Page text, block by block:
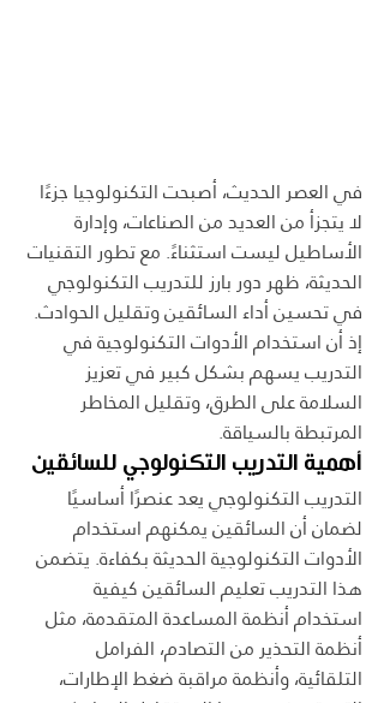
في العصر الحديث، أصبحت التكنولوجيا جزءًا
لا يتجزأ من العديد من الصناعات، وإدارة
الأساطيل ليست استثناءً. مع تطور التقنيات
الحديثة، ظهر دور بارز للتدريب التكنولوجي
في تحسين أداء السائقين وتقليل الحوادث.
إذ أن استخدام الأدوات التكنولوجية في
التدريب يسهم بشكل كبير في تعزيز
السلامة على الطرق، وتقليل المخاطر
المرتبطة بالسياقة.
أهمية التدريب التكنولوجي للسائقين
التدريب التكنولوجي يعد عنصرًا أساسيًا
لضمان أن السائقين يمكنهم استخدام
الأدوات التكنولوجية الحديثة بكفاءة. يتضمن
هذا التدريب تعليم السائقين كيفية
استخدام أنظمة المساعدة المتقدمة، مثل
أنظمة التحذير من التصادم، الفرامل
التلقائية، وأنظمة مراقبة ضغط الإطارات،